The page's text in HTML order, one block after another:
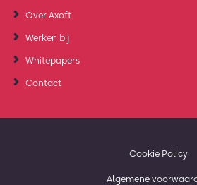
Over Axoft
Werken bij
Whitepapers
Contact
Cookie Policy
Algemene